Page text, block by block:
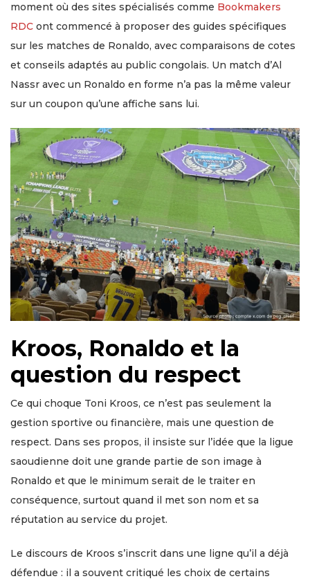
moment où des sites spécialisés comme Bookmakers
RDC ont commencé à proposer des guides spécifiques
sur les matches de Ronaldo, avec comparaisons de cotes
et conseils adaptés au public congolais. Un match d’Al
Nassr avec un Ronaldo en forme n’a pas la même valeur
sur un coupon qu’une affiche sans lui.
Kroos, Ronaldo et la
question du respect
Ce qui choque Toni Kroos, ce n’est pas seulement la
gestion sportive ou financière, mais une question de
respect. Dans ses propos, il insiste sur l’idée que la ligue
saoudienne doit une grande partie de son image à
Ronaldo et que le minimum serait de le traiter en
conséquence, surtout quand il met son nom et sa
réputation au service du projet.
Le discours de Kroos s’inscrit dans une ligne qu’il a déjà
défendue : il a souvent critiqué les choix de certains